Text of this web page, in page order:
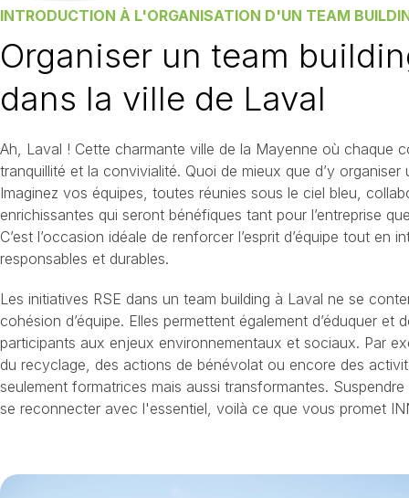
Organiser un événement
Organiser un séminaire RSE
Organiser un challenge
d'entreprise RSE
INTRODUCTION À L'ORGANISATION D'UN TEAM
Organiser un team
dans la ville de Laval
Ah, Laval ! Cette charmante ville de la Mayenne où chaque
tranquillité et la convivialité. Quoi de mieux que d’y organiser
Imaginez vos équipes, toutes réunies sous le ciel bleu,
enrichissantes qui seront bénéfiques tant pour l’entreprise
C’est l’occasion idéale de renforcer l’esprit d’équipe tout en
responsables et durables.
Les initiatives RSE dans un team building à Laval ne se
cohésion d’équipe. Elles permettent également d’éduquer et
participants aux enjeux environnementaux et sociaux. Par
du recyclage, des actions de bénévolat ou encore des
seulement formatrices mais aussi transformantes.
se reconnecter avec l'essentiel, voilà ce que vous promet